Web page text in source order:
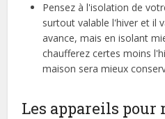
Pensez à l'isolation de
surtout valable l'hiver et il
avance, mais en isolant
chaufferez certes moins
maison sera mieux
Les appareils